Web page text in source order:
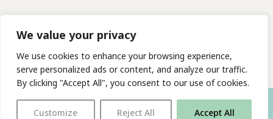
We value your privacy
We use cookies to enhance your browsing experience,
serve personalized ads or content, and analyze our traffic.
By clicking "Accept All", you consent to our use of cookies.
Customize Reject All Accept All